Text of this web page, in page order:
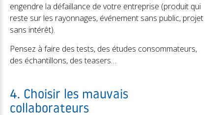
engendre la défaillance de votre entreprise (produit qui
reste sur les rayonnages, événement sans public, projet
sans intérêt).
Pensez à faire des tests, des études consommateurs,
des échantillons, des teasers…
4. Choisir les mauvais
collaborateurs